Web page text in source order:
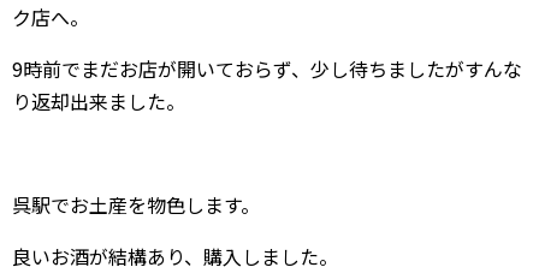
ク店へ。
9時前でまだお店が開いておらず、少し待ちましたがすんな
り返却出来ました。
呉駅でお土産を物色します。
良いお酒が結構あり、購入しました。